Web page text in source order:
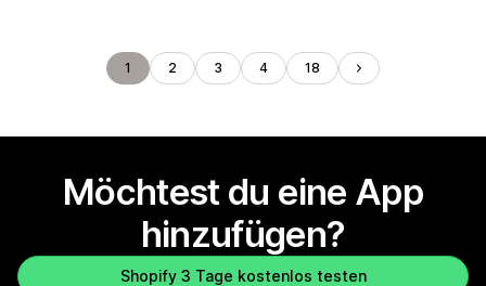
1 2 3 4 18
Möchtest du eine App
hinzufügen?
Shopify 3 Tage kostenlos testen